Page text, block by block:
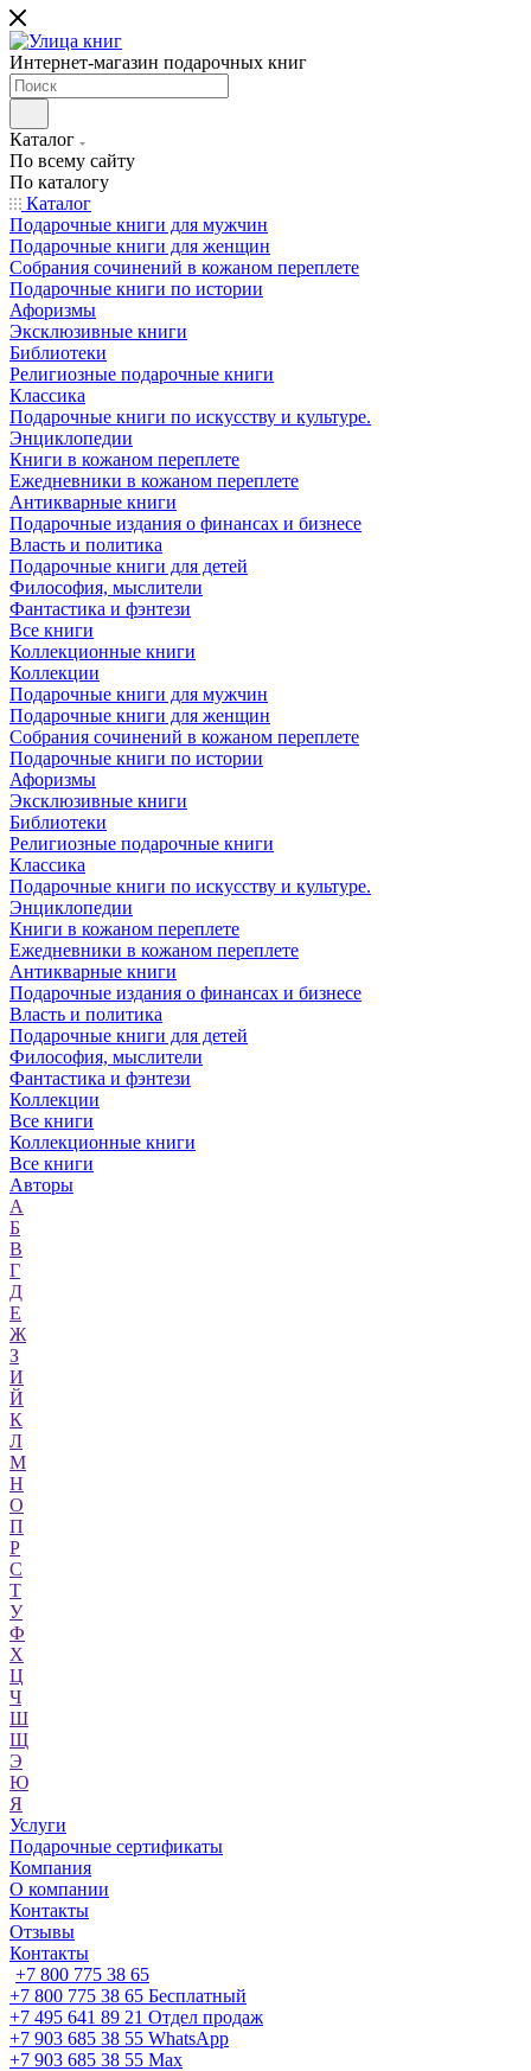
Интернет-магазин подарочных книг
Каталог
По всему сайту
По каталогу
Каталог
Подарочные книги для мужчин
Подарочные книги для женщин
Собрания сочинений в кожаном переплете
Подарочные книги по истории
Афоризмы
Эксклюзивные книги
Библиотеки
Религиозные подарочные книги
Классика
Подарочные книги по искусству и культуре.
Энциклопедии
Книги в кожаном переплете
Ежедневники в кожаном переплете
Антикварные книги
Подарочные издания о финансах и бизнесе
Власть и политика
Подарочные книги для детей
Философия, мыслители
Фантастика и фэнтези
Все книги
Коллекционные книги
Коллекции
Подарочные книги для мужчин
Подарочные книги для женщин
Собрания сочинений в кожаном переплете
Подарочные книги по истории
Афоризмы
Эксклюзивные книги
Библиотеки
Религиозные подарочные книги
Классика
Подарочные книги по искусству и культуре.
Энциклопедии
Книги в кожаном переплете
Ежедневники в кожаном переплете
Антикварные книги
Подарочные издания о финансах и бизнесе
Власть и политика
Подарочные книги для детей
Философия, мыслители
Фантастика и фэнтези
Коллекции
Все книги
Коллекционные книги
Все книги
Авторы
А
Б
В
Г
Д
Е
Ж
З
И
Й
К
Л
М
Н
О
П
Р
С
Т
У
Ф
Х
Ц
Ч
Ш
Щ
Э
Ю
Я
Услуги
Подарочные сертификаты
Компания
О компании
Контакты
Отзывы
Контакты
+7 800 775 38 65
+7 800 775 38 65 Бесплатный
+7 495 641 89 21 Отдел продаж
+7 903 685 38 55 WhatsApp
+7 903 685 38 55 Max